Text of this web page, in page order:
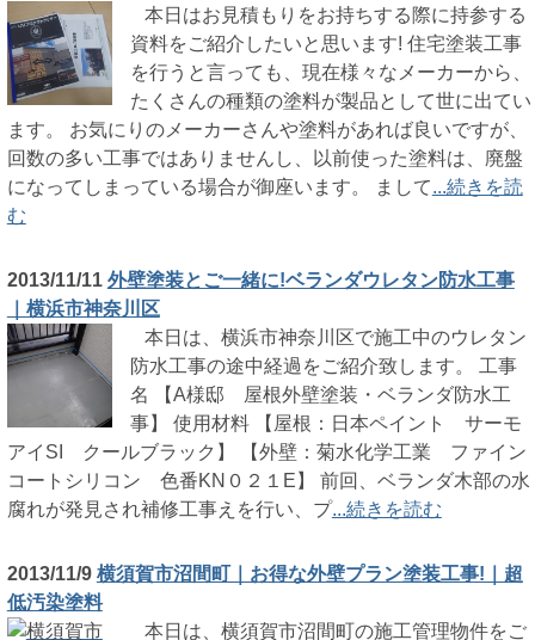
本日はお見積もりをお持ちする際に持参する
資料をご紹介したいと思います! 住宅塗装工事
を行うと言っても、現在様々なメーカーから、
たくさんの種類の塗料が製品として世に出てい
ます。 お気にりのメーカーさんや塗料があれば良いですが、
回数の多い工事ではありませんし、以前使った塗料は、廃盤
になってしまっている場合が御座います。 まして...続きを読
む
2013/11/11 外壁塗装とご一緒に!ベランダウレタン防水工事
｜横浜市神奈川区
本日は、横浜市神奈川区で施工中のウレタン
防水工事の途中経過をご紹介致します。 工事
名 【A様邸 屋根外壁塗装・ベランダ防水工
事】 使用材料 【屋根：日本ペイント サーモ
アイSI クールブラック】 【外壁：菊水化学工業 ファイン
コートシリコン 色番KN０２１E】 前回、ベランダ木部の水
腐れが発見され補修工事えを行い、プ...続きを読む
2013/11/9 横須賀市沼間町｜お得な外壁プラン塗装工事!｜超
低汚染塗料
本日は、横須賀市沼間町の施工管理物件をご